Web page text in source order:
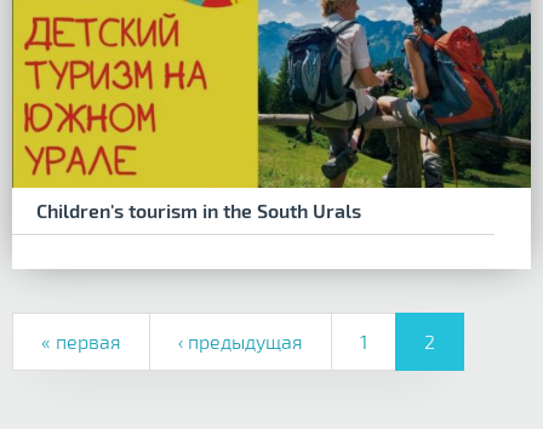
Children's tourism in the South Urals
« первая ‹ предыдущая 1 2